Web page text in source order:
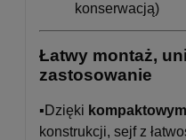
konserwacją)
Łatwy montaż,
zastosowanie
▪️Dzięki
konstrukcji, sejf z